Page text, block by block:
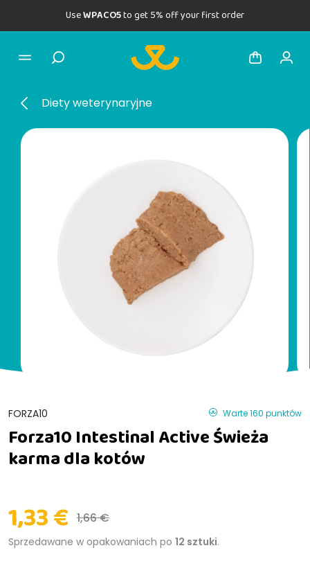
UseWPACO5to get 5% off your first order
Diety weterynaryjne
FORZA10 Warte 160 punktów
Forza10 Intestinal Active Świeża
karma dla kotów
1,33 € 1,66 €
Sprzedawane w opakowaniach po 12 sztuki.